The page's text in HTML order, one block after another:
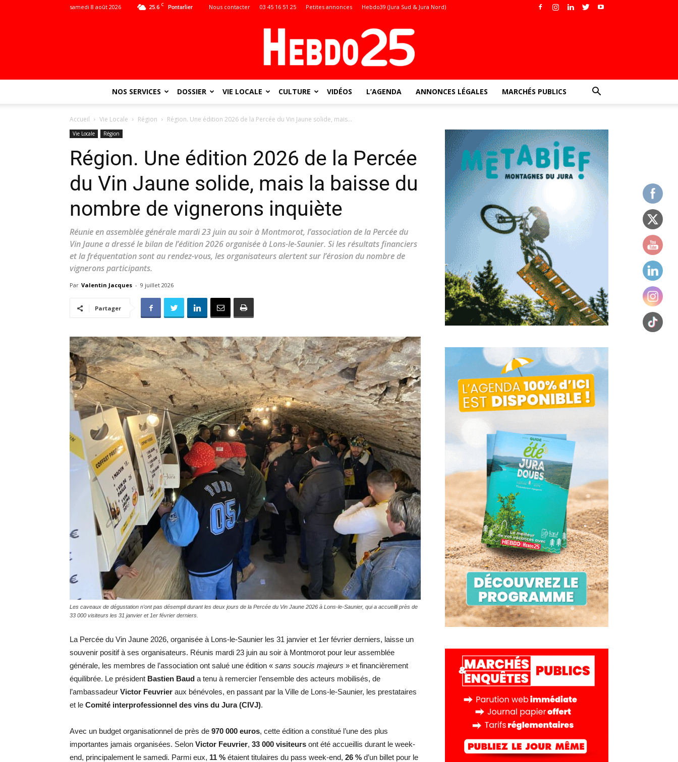
25.6 C Pontarlier
samedi 8 août 2026 Nous contacter 03 45 16 51 25 Petites annonces Hebdo39 (Jura Sud & Jura Nord)
:
toute
locale
–
Hebdo25
NOS SERVICES DOSSIER VIE LOCALE CULTURE VIDÉOS L’AGENDA ANNONCES LÉGALES MARCHÉS PUBLICS
Accueil Vie Locale Région Région. Une édition 2026 de la Percée du Vin Jaune solide, mais...
Vie Locale Région
Région. Une édition 2026 de la Percée
du Vin Jaune solide, mais la baisse du
nombre de vignerons inquiète
Réunie en assemblée générale mardi 23 juin au soir à Montmorot, l’association de la Percée du
Vin Jaune a dressé le bilan de l’édition 2026 organisée à Lons-le-Saunier. Si les résultats financiers
et la fréquentation sont au rendez-vous, les organisateurs alertent sur l’érosion du nombre de
vignerons participants.
Par Valentin Jacques - 9 juillet 2026
Partager
Les caveaux de dégustation n'ont pas désempli durant les deux jours de la Percée du Vin Jaune 2026 à Lons-le-Saunier, qui a accueilli près de
33 000 visiteurs les 31 janvier et 1er février derniers.
La Percée du Vin Jaune 2026, organisée à Lons-le-Saunier les 31 janvier et 1er février derniers, laisse un
souvenir positif à ses organisateurs. Réunis mardi 23 juin au soir à Montmorot pour leur assemblée
générale, les membres de l’association ont salué une édition « sans soucis majeurs » et financièrement
équilibrée. Le président Bastien Baud a tenu à remercier l’ensemble des acteurs mobilisés, de
l’ambassadeur Victor Feuvrier aux bénévoles, en passant par la Ville de Lons-le-Saunier, les prestataires
et le Comité interprofessionnel des vins du Jura (CIVJ).
Avec un budget organisationnel de près de 970 000 euros, cette édition a constitué l’une des plus
importantes jamais organisées. Selon Victor Feuvrier, 33 000 visiteurs ont été accueillis durant le week-
end, principalement le samedi. Parmi eux, 11 % étaient titulaires du pass week-end, 26 % d’un billet pour le